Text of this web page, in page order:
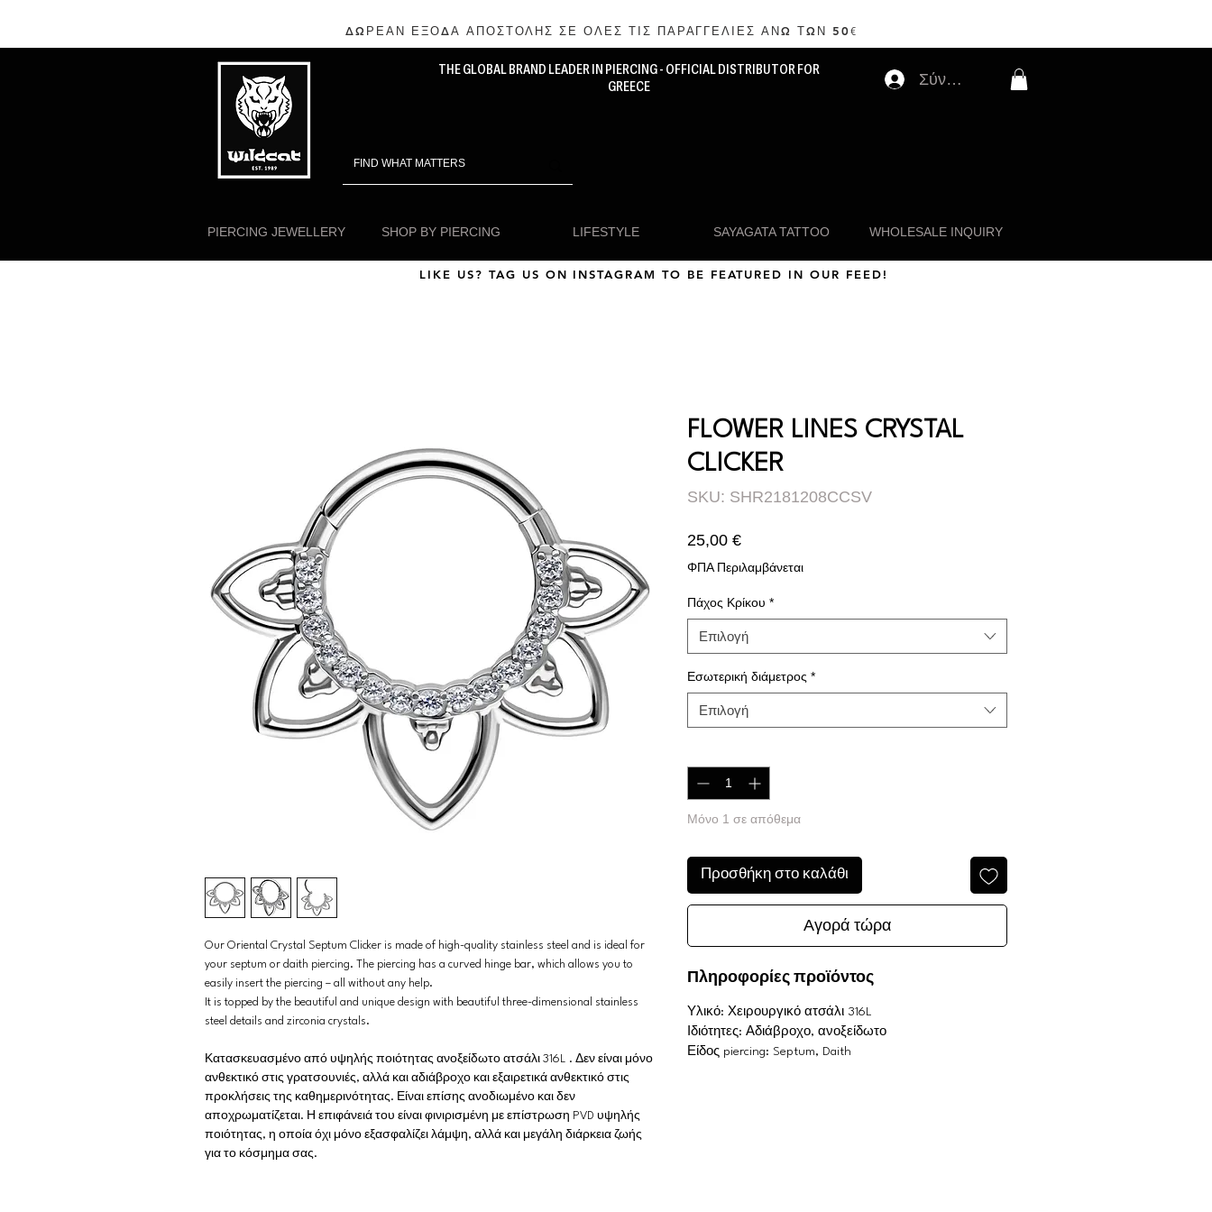
ΔΩΡΕΑΝ ΕΞΟΔΑ ΑΠΟΣΤΟΛΗΣ ΣΕ ΟΛΕΣ ΤΙΣ ΠΑΡΑΓΓΕΛΙΕΣ ΑΝΩ ΤΩΝ 50€
THE GLOBAL BRAND LEADER IN PIERCING - OFFICIAL DISTRIBUTOR FOR
GREECE
Σύνδεση
PIERCING JEWELLERY SHOP BY PIERCING LIFESTYLE SAYAGATA TATTOO WHOLESALE INQUIRY
LIKE US? TAG US ON INSTAGRAM TO BE FEATURED IN OUR FEED!
Our Oriental Crystal Septum Clicker is made of high-quality stainless steel and is ideal for
your septum or daith piercing. The piercing has a curved hinge bar, which allows you to
easily insert the piercing – all without any help.
It is topped by the beautiful and unique design with beautiful three-dimensional stainless
steel details and zirconia crystals.
Κατασκευασμένο από υψηλής ποιότητας ανοξείδωτο ατσάλι 316L . Δεν είναι μόνο
ανθεκτικό στις γρατσουνιές, αλλά και αδιάβροχο και εξαιρετικά ανθεκτικό στις
προκλήσεις της καθημερινότητας. Είναι επίσης ανοδιωμένο και δεν
αποχρωματίζεται. Η επιφάνειά του είναι φινιρισμένη με επίστρωση PVD υψηλής
ποιότητας, η οποία όχι μόνο εξασφαλίζει λάμψη, αλλά και μεγάλη διάρκεια ζωής
για το κόσμημα σας.
FLOWER LINES CRYSTAL
CLICKER
SKU: SHR2181208CCSV
25,00 €Τιμή
ΦΠΑ Περιλαμβάνεται
Πάχος Κρίκου *
Επιλογή
Εσωτερική διάμετρος *
Επιλογή
Μόνο 1 σε απόθεμα
Προσθήκη στο καλάθι
Αγορά τώρα
Πληροφορίες προϊόντος
Υλικό: Χειρουργικό ατσάλι 316L
Ιδιότητες: Αδιάβροχο, ανοξείδωτο
Είδος piercing: Septum, Daith